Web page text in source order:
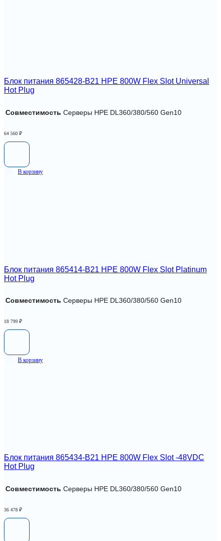
Блок питания 865428-B21 HPE 800W Flex Slot Universal
Hot Plug
Совместимость Серверы HPE DL360/380/560 Gen10
64 560 ₽
В корзину
Блок питания 865414-B21 HPE 800W Flex Slot Platinum
Hot Plug
Совместимость Серверы HPE DL360/380/560 Gen10
18 799 ₽
В корзину
Блок питания 865434-B21 HPE 800W Flex Slot -48VDC
Hot Plug
Совместимость Серверы HPE DL360/380/560 Gen10
36 478 ₽